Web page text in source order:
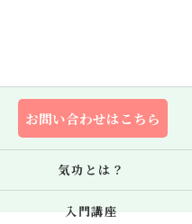
お問い合わせはこちら
気功とは？
入門講座